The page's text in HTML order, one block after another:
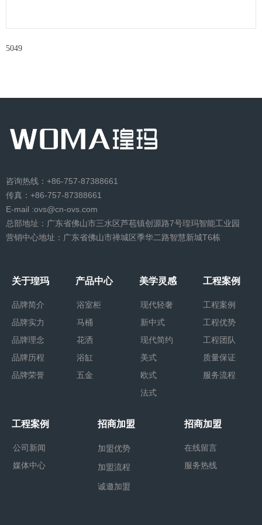
5049
咨询热线：+86-757-87388661
传真：+86-757-87388661
E-mail :ovs@cn-ovs.com
总部地址：广东省佛山市三水区芦苞镇创源路7号瑝玛智能工业园
营销中心地址：广东省佛山市禅城区季华二路智慧新城T6栋
关于瑝玛
品牌简介
品牌实力
品牌理念
品牌历程
品牌荣誉
产品中心
浴室柜
马桶
花洒
浴缸
五金
美学灵感
现代轻奢
新中式
现代简约
美式
欧式
法式
工程案例
工程案例
工程优势
工程团队
质量保证
服务流程
工程案例
公司新闻
媒体中心
招商加盟
加盟优势
加盟流程
诚邀加盟
招商加盟
在线留言
服务热线